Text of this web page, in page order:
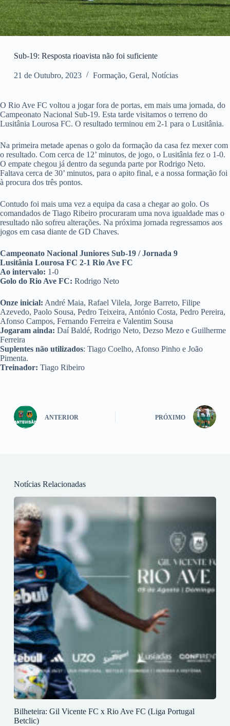
Sub-19: Resposta rioavista não foi suficiente
21 de Outubro, 2023 Formação, Geral, Notícias
O Rio Ave FC voltou a jogar fora de portas, em mais uma jornada, do
Campeonato Nacional Sub-19. Esta tarde visitamos o terreno do
Lusitânia Lourosa FC. O resultado terminou em 2-1 para o Lusitânia.
Na primeira metade apenas o golo da formação da casa fez mexer com
o resultado. Com cerca de 12’ minutos, de jogo, o Lusitânia fez o 1-0.
O empate chegou já dentro da segunda parte por Rodrigo Neto.
Faltava cerca de 30’ minutos, para o apito final, e a nossa formação foi
à procura dos três pontos.
Contudo foi mais uma vez a equipa da casa a chegar ao golo. Os
comandados de Tiago Ribeiro procuraram uma nova igualdade mas o
resultado não sofreu alterações. Na próxima jornada regressamos aos
jogos em casa diante de GD Chaves.
Campeonato Nacional Juniores Sub-19 / Jornada 9
Lusitânia Lourosa FC 2-1 Rio Ave FC
Ao intervalo: 1-0
Golo do Rio Ave FC: Rodrigo Neto
Onze inicial: André Maia, Rafael Vilela, Jorge Barreto, Filipe
Azevedo, Paolo Sousa, Pedro Teixeira, António Costa, Pedro Pereira,
Afonso Campos, Fernando Ferreira e Valentim Sousa
Jogaram ainda: Daí Baldé, Rodrigo Neto, Dezso Mezo e Guilherme
Ferreira
Suplentes não utilizados: Tiago Coelho, Afonso Pinho e João
Pimenta.
Treinador: Tiago Ribeiro
ANTERIOR PRÓXIMO
Notícias Relacionadas
Bilheteira: Gil Vicente FC x Rio Ave FC (Liga Portugal
Betclic)